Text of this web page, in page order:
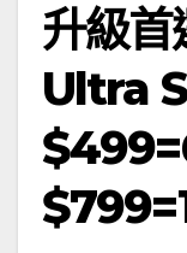
升級
Ultra